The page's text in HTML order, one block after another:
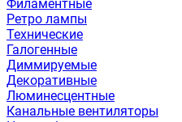
Филаментные
Ретро лампы
Технические
Галогенные
Диммируемые
Декоративные
Люминесцентные
Канальные вентиляторы